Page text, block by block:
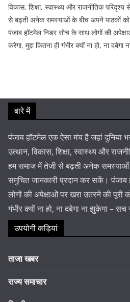
विकास, शिक्षा, स्वास्थ्य और राजनीतिक
से बढ़ती अनेक समस्याओं के बीच अपने पाठकों
पंजाब हॉटमेल निडर सोच के साथ लोगों की
करेगा, मुद्दा कितना ही गंभीर क्यों ना हो, ना
बारे में
पंजाब हॉटमेल एक ऐसा मंच है जहां दुनिया
उत्थान, विकास, शिक्षा, स्वास्थ्य और
हम समाज में तेजी से बढ़ती अनेक
समुचित जानकारी प्रदान कर सकें।
लोगों की अपेक्षाओं पर खरा उतरने की पूरी
गंभीर क्यों ना हो, ना दबेगा ना झुकेगा – सच
उपयोगी कड़ियां
ताजा खबर
राज्य समाचार